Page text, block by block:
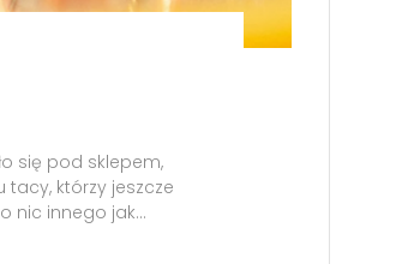
się pod sklepem,
tacy, którzy jeszcze
nic innego jak...